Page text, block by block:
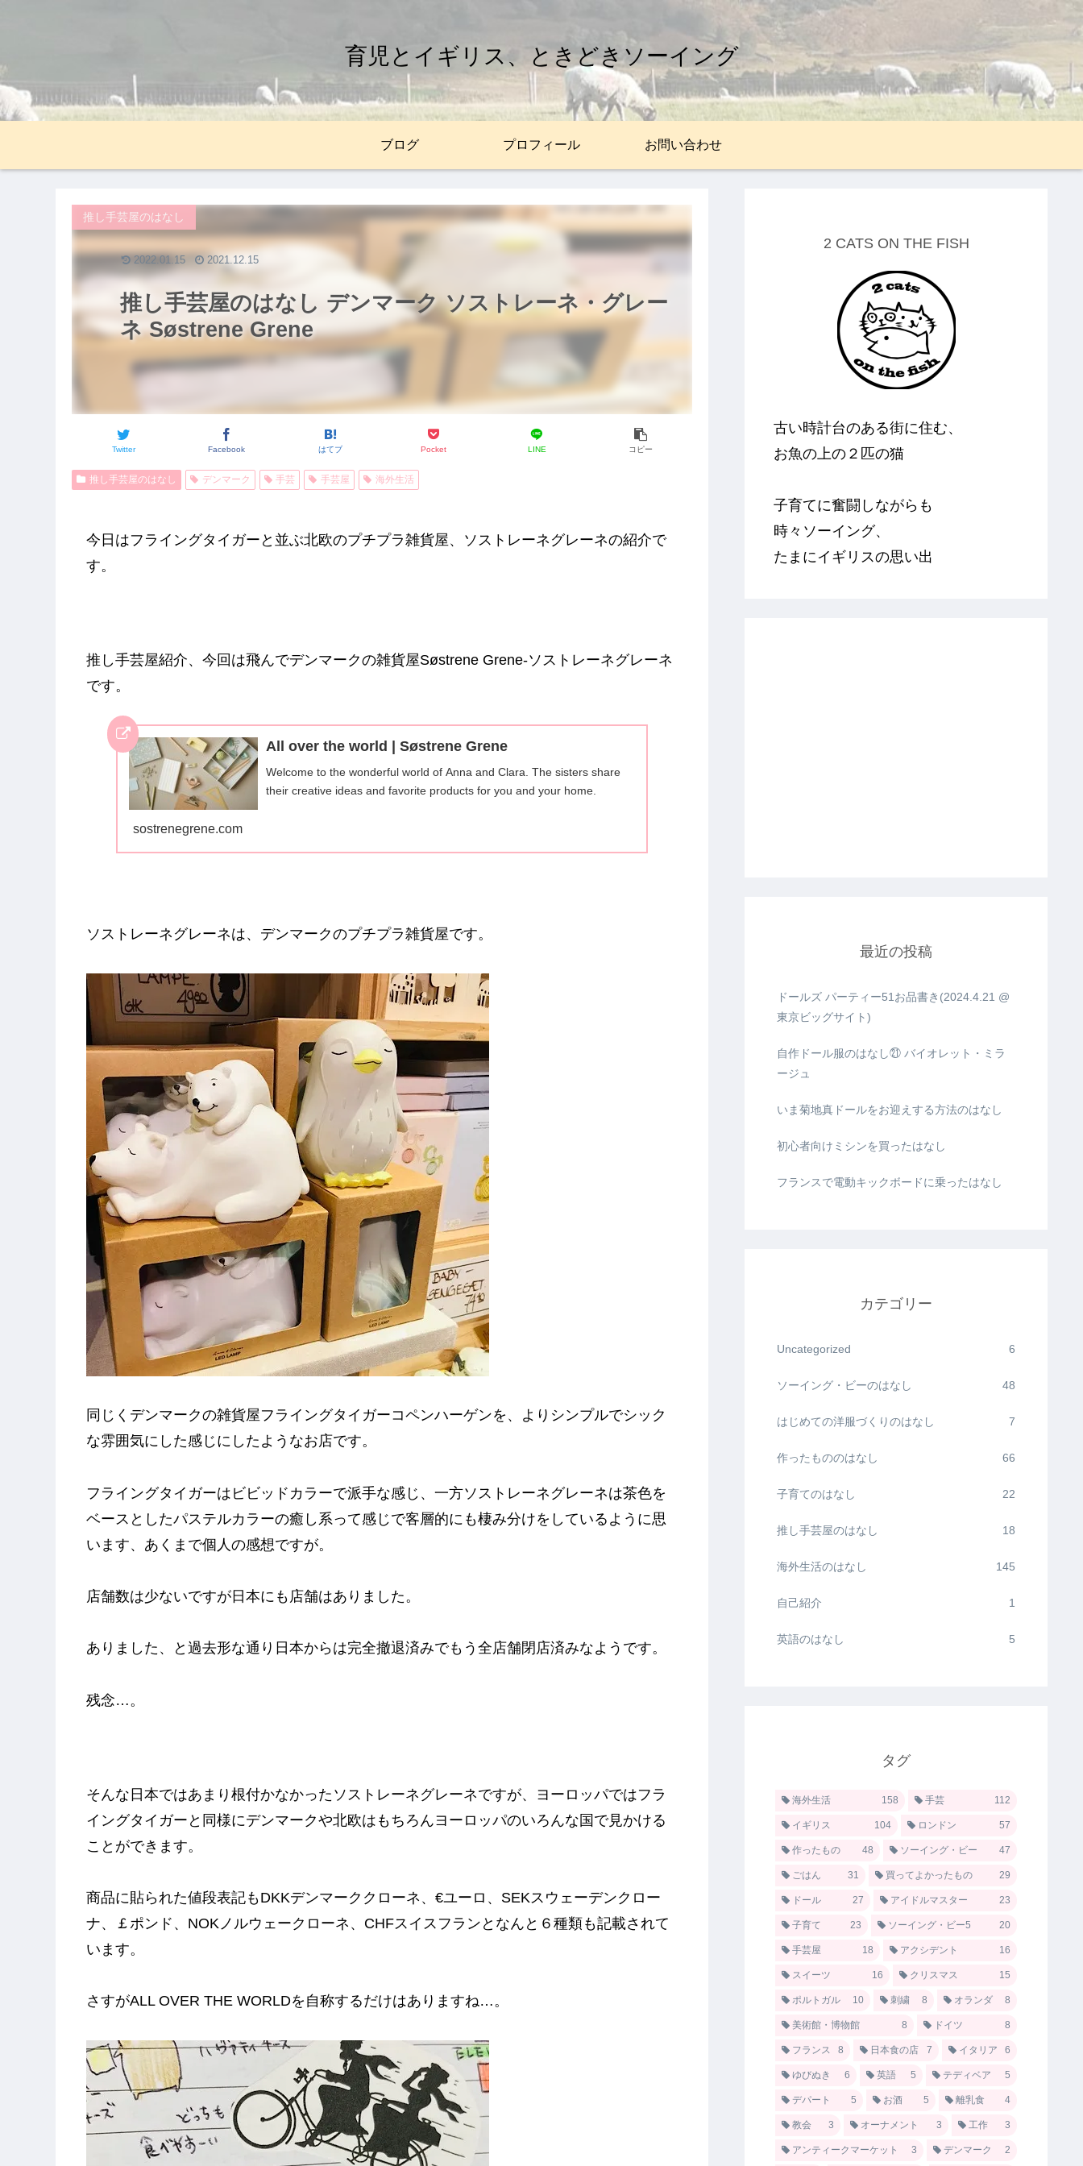
育児とイギリス、ときどきソーイング
ブログ プロフィール お問い合わせ
推し手芸屋のはなし デンマーク ソストレーネ・グレー
ネ Søstrene Grene
推し手芸屋のはなし
Twitter Facebook はてブ Pocket LINE コピー
2022.01.15 2021.12.15
推し手芸屋のはなし デンマーク 手芸 手芸屋 海外生活
今日はフライングタイガーと並ぶ北欧のプチプラ雑貨屋、ソストレーネグレーネの紹介で
す。
推し手芸屋紹介、今回は飛んでデンマークの雑貨屋Søstrene Grene‐ソストレーネグレーネ
です。
All over the world | Søstrene Grene
Welcome to the wonderful world of Anna and Clara. The sisters share
their creative ideas and favorite products for you and your home.
sostrenegrene.com
ソストレーネグレーネは、デンマークのプチプラ雑貨屋です。
同じくデンマークの雑貨屋フライングタイガーコペンハーゲンを、よりシンプルでシック
な雰囲気にした感じにしたようなお店です。
フライングタイガーはビビッドカラーで派手な感じ、一方ソストレーネグレーネは茶色を
ベースとしたパステルカラーの癒し系って感じで客層的にも棲み分けをしているように思
います、あくまで個人の感想ですが。
店舗数は少ないですが日本にも店舗はありました。
ありました、と過去形な通り日本からは完全撤退済みでもう全店舗閉店済みなようです。
残念…。
そんな日本ではあまり根付かなかったソストレーネグレーネですが、ヨーロッパではフラ
イングタイガーと同様にデンマークや北欧はもちろんヨーロッパのいろんな国で見かける
ことができます。
商品に貼られた値段表記もDKKデンマーククローネ、€ユーロ、SEKスウェーデンクロー
ナ、￡ポンド、NOKノルウェークローネ、CHFスイスフランとなんと６種類も記載されて
います。
さすがALL OVER THE WORLDを自称するだけはありますね…。
2 CATS ON THE FISH
古い時計台のある街に住む、
お魚の上の２匹の猫
子育てに奮闘しながらも
時々ソーイング、
たまにイギリスの思い出
最近の投稿
ドールズ パーティー51お品書き(2024.4.21 @
東京ビッグサイト)
自作ドール服のはなし㉑ バイオレット・ミラ
ージュ
いま菊地真ドールをお迎えする方法のはなし
初心者向けミシンを買ったはなし
フランスで電動キックボードに乗ったはなし
カテゴリー
Uncategorized 6
ソーイング・ビーのはなし 48
はじめての洋服づくりのはなし 7
作ったもののはなし 66
子育てのはなし 22
推し手芸屋のはなし 18
海外生活のはなし 145
自己紹介 1
英語のはなし 5
タグ
海外生活 158 手芸 112
イギリス 104 ロンドン 57
作ったもの 48 ソーイング・ビー 47
ごはん 31 買ってよかったもの 29
ドール 27 アイドルマスター 23
子育て 23 ソーイング・ビー5 20
手芸屋 18 アクシデント 16
スイーツ 16 クリスマス 15
ポルトガル 10 刺繍 8 オランダ 8
美術館・博物館 8 ドイツ 8
フランス 8 日本食の店 7 イタリア 6
ゆびぬき 6 英語 5 テディベア 5
デパート 5 お酒 5 離乳食 4
教会 3 オーナメント 3 工作 3
アンティークマーケット 3 デンマーク 2